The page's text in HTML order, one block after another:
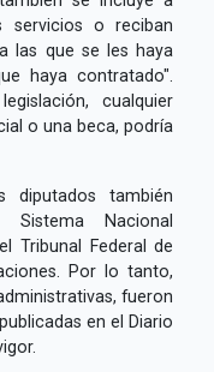
servicios o reciban
las que se les haya
haya contratado".
cualquier
o una beca, podría
también
Nacional
Tribunal Federal de
Por lo tanto,
fueron
en el Diario